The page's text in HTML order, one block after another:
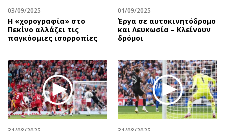
03/09/2025
Η «χορογραφία» στο
Πεκίνο αλλάζει τις
παγκόσμιες ισορροπίες
01/09/2025
Έργα σε αυτοκινητόδρομο
και Λευκωσία – Κλείνουν
δρόμοι